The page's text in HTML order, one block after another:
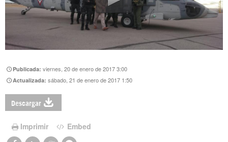
Publicada:viernes, 20 de enero de 2017 3:00
Actualizada:sábado, 21 de enero de 2017 1:50
Descargar
Imprimir Embed